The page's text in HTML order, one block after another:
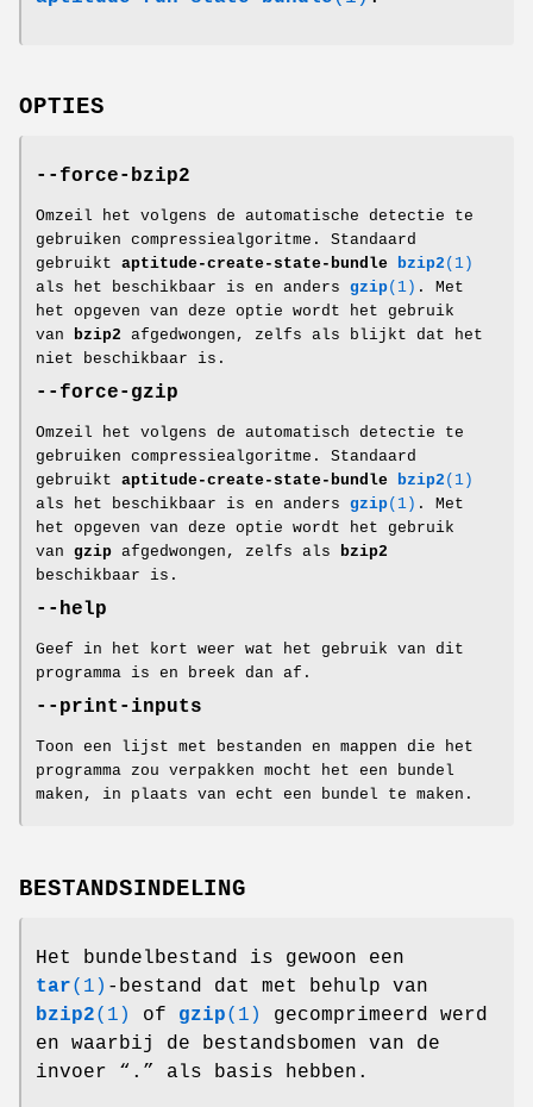
OPTIES
--force-bzip2
Omzeil het volgens de automatische detectie te
gebruiken compressiealgoritme. Standaard
gebruikt aptitude-create-state-bundle bzip2 (1)
als het beschikbaar is en anders gzip(1) . Met
het opgeven van deze optie wordt het gebruik
van bzip2 afgedwongen, zelfs als blijkt dat het
niet beschikbaar is.
--force-gzip
Omzeil het volgens de automatisch detectie te
gebruiken compressiealgoritme. Standaard
gebruikt aptitude-create-state-bundle bzip2 (1)
als het beschikbaar is en anders gzip(1) . Met
het opgeven van deze optie wordt het gebruik
van gzip afgedwongen, zelfs als bzip2
beschikbaar is.
--help
Geef in het kort weer wat het gebruik van dit
programma is en breek dan af.
--print-inputs
Toon een lijst met bestanden en mappen die het
programma zou verpakken mocht het een bundel
maken, in plaats van echt een bundel te maken.
BESTANDSINDELING
Het bundelbestand is gewoon een
tar(1) -bestand dat met behulp van
bzip2(1) of gzip(1)
gecomprimeerd werd
en waarbij de bestandsbomen van de
invoer “.” als basis hebben.